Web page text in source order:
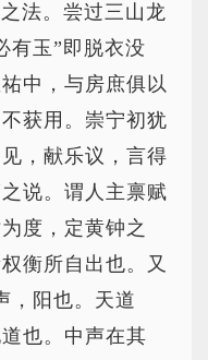
法。尝过三山龙
有玉”即脱衣没
中，与房庶俱以
获用。崇宁初犹
，献乐议，言得
说。谓人主禀赋
度，定黄钟之
衡所自出也。又
，阳也。天道
也。中声在其